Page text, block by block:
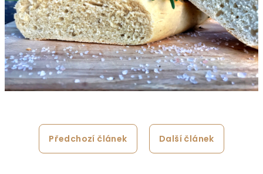
Předchozí článek Další článek